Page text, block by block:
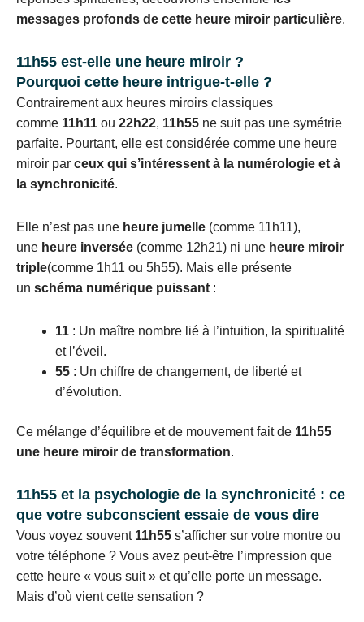
messages profonds de cette heure miroir particulière.
11h55 est-elle une heure miroir ?
Pourquoi cette heure intrigue-t-elle ?
Contrairement aux heures miroirs classiques
comme 11h11 ou 22h22, 11h55 ne suit pas une symétrie
parfaite. Pourtant, elle est considérée comme une heure
miroir par ceux qui s’intéressent à la numérologie et à
la synchronicité.
Elle n’est pas une heure jumelle (comme 11h11),
une heure inversée (comme 12h21) ni une heure miroir
triple(comme 1h11 ou 5h55). Mais elle présente
un schéma numérique puissant :
11 : Un maître nombre lié à l’intuition, la spiritualité
et l’éveil.
55 : Un chiffre de changement, de liberté et
d’évolution.
Ce mélange d’équilibre et de mouvement fait de 11h55
une heure miroir de transformation.
11h55 et la psychologie de la synchronicité : ce
que votre subconscient essaie de vous dire
Vous voyez souvent 11h55 s’afficher sur votre montre ou
votre téléphone ? Vous avez peut-être l’impression que
cette heure « vous suit » et qu’elle porte un message.
Mais d’où vient cette sensation ?